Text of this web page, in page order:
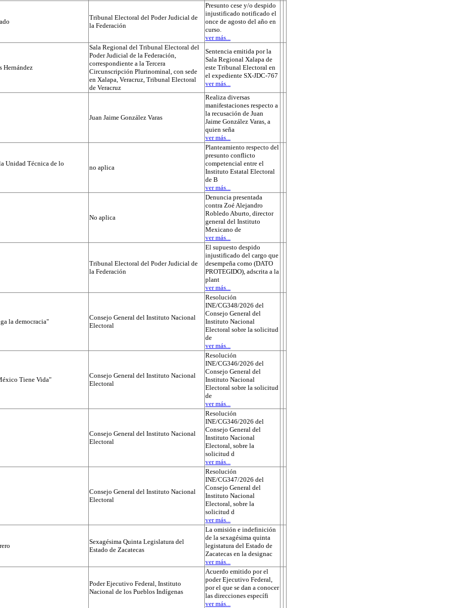
Tribunal Electoral del Poder Judicial de
la Federación
Presunto cese y/o despido
injustificado notificado el
once de agosto del año en
curso.
ver más...
Hernández
Sala Regional del Tribunal Electoral del
Poder Judicial de la Federación,
correspondiente a la Tercera
Circunscripción Plurinominal, con sede
en Xalapa, Veracruz, Tribunal Electoral
de Veracruz
Sentencia emitida por la
Sala Regional Xalapa de
este Tribunal Electoral en
el expediente SX-JDC-767
ver más...
Juan Jaime González Varas
Realiza diversas
manifestaciones respecto a
la recusación de Juan
Jaime González Varas, a
quien seña
ver más...
Unidad Técnica de lo
no aplica
Planteamiento respecto del
presunto conflicto
competencial entre el
Instituto Estatal Electoral
de B
ver más...
No aplica
Denuncia presentada
contra Zoé Alejandro
Robledo Aburto, director
general del Instituto
Mexicano de
ver más...
Tribunal Electoral del Poder Judicial de
la Federación
El supuesto despido
injustificado del cargo que
desempeña como (DATO
PROTEGIDO), adscrita a la
plant
ver más...
la democracia"
Consejo General del Instituto Nacional
Electoral
Resolución
INE/CG348/2026 del
Consejo General del
Instituto Nacional
Electoral sobre la solicitud
de
ver más...
Tiene Vida"
Consejo General del Instituto Nacional
Electoral
Resolución
INE/CG346/2026 del
Consejo General del
Instituto Nacional
Electoral sobre la solicitud
de
ver más...
Consejo General del Instituto Nacional
Electoral
Resolución
INE/CG346/2026 del
Consejo General del
Instituto Nacional
Electoral, sobre la
solicitud d
ver más...
Consejo General del Instituto Nacional
Electoral
Resolución
INE/CG347/2026 del
Consejo General del
Instituto Nacional
Electoral, sobre la
solicitud d
ver más...
Sexagésima Quinta Legislatura del
Estado de Zacatecas
La omisión e indefinición
de la sexagésima quinta
legistatura del Estado de
Zacatecas en la designac
ver más...
Poder Ejecutivo Federal, Instituto
Nacional de los Pueblos Indígenas
Acuerdo emitido por el
poder Ejecutivo Federal,
por el que se dan a conocer
las direcciones específi
ver más...